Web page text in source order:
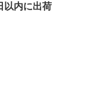
以内に出荷